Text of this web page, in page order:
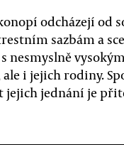
odcházejí od
sazbám a
nesmyslně
i jejich rodiny.
jejich jednání je